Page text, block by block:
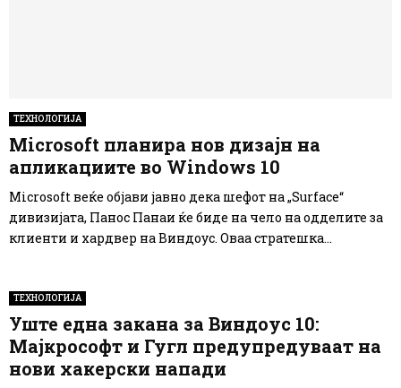
ТЕХНОЛОГИЈА
Microsoft планира нов дизајн на
апликациите во Windows 10
Microsoft веќе објави јавно дека шефот на „Surface“
дивизијата, Панос Панаи ќе биде на чело на одделите за
клиенти и хардвер на Виндоус. Оваа стратешка...
ТЕХНОЛОГИЈА
Уште една закана за Виндоус 10:
Мајкрософт и Гугл предупредуваат на
нови хакерски напади